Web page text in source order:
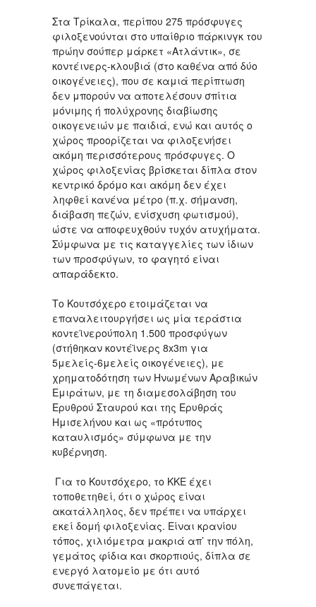
Στα Τρίκαλα, περίπου 275 πρόσφυγες
φιλοξενούνται στο υπαίθριο πάρκινγκ του
πρώην σούπερ μάρκετ «Ατλάντικ», σε
κοντέινερς-κλουβιά (στο καθένα από δύο
οικογένειες), που σε καμιά περίπτωση
δεν μπορούν να αποτελέσουν σπίτια
μόνιμης ή πολύχρονης διαβίωσης
οικογενειών με παιδιά, ενώ και αυτός ο
χώρος προορίζεται να φιλοξενήσει
ακόμη περισσότερους πρόσφυγες. Ο
χώρος φιλοξενίας βρίσκεται δίπλα στον
κεντρικό δρόμο και ακόμη δεν έχει
ληφθεί κανένα μέτρο (π.χ. σήμανση,
διάβαση πεζών, ενίσχυση φωτισμού),
ώστε να αποφευχθούν τυχόν ατυχήματα.
Σύμφωνα με τις καταγγελίες των ίδιων
των προσφύγων, το φαγητό είναι
απαράδεκτο.
Το Κουτσόχερο ετοιμάζεται να
επαναλειτουργήσει ως μία τεράστια
κοντεϊνερούπολη 1.500 προσφύγων
(στήθηκαν κοντέϊνερς 8x3m για
5μελείς-6μελείς οικογένειες), με
χρηματοδότηση των Ηνωμένων Αραβικών
Εμιράτων, με τη διαμεσολάβηση του
Ερυθρού Σταυρού και της Ερυθράς
Ημισελήνου και ως «πρότυπος
καταυλισμός» σύμφωνα με την
κυβέρνηση.
Για το Κουτσόχερο, το ΚΚΕ έχει
τοποθετηθεί, ότι ο χώρος είναι
ακατάλληλος, δεν πρέπει να υπάρχει
εκεί δομή φιλοξενίας. Είναι κρανίου
τόπος, χιλιόμετρα μακριά απ’ την πόλη,
γεμάτος φίδια και σκορπιούς, δίπλα σε
ενεργό λατομείο με ότι αυτό
συνεπάγεται.